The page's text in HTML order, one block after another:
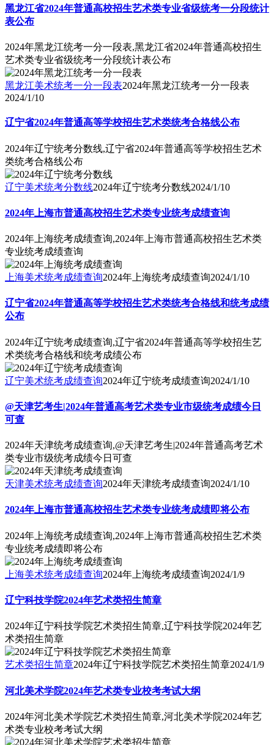
黑龙江省2024年普通高校招生艺术类专业省级统考一分段统计
表公布
2024年黑龙江统考一分一段表,黑龙江省2024年普通高校招生
艺术类专业省级统考一分段统计表公布
黑龙江美术统考一分一段表2024年黑龙江统考一分一段表
2024/1/10
辽宁省2024年普通高等学校招生艺术类统考合格线公布
2024年辽宁统考分数线,辽宁省2024年普通高等学校招生艺术
类统考合格线公布
辽宁美术统考分数线2024年辽宁统考分数线2024/1/10
2024年上海市普通高校招生艺术类专业统考成绩查询
2024年上海统考成绩查询,2024年上海市普通高校招生艺术类
专业统考成绩查询
上海美术统考成绩查询2024年上海统考成绩查询2024/1/10
辽宁省2024年普通高等学校招生艺术类统考合格线和统考成绩
公布
2024年辽宁统考成绩查询,辽宁省2024年普通高等学校招生艺
术类统考合格线和统考成绩公布
辽宁美术统考成绩查询2024年辽宁统考成绩查询2024/1/10
@天津艺考生|2024年普通高考艺术类专业市级统考成绩今日
可查
2024年天津统考成绩查询,@天津艺考生|2024年普通高考艺术
类专业市级统考成绩今日可查
天津美术统考成绩查询2024年天津统考成绩查询2024/1/10
2024年上海市普通高校招生艺术类专业统考成绩即将公布
2024年上海统考成绩查询,2024年上海市普通高校招生艺术类
专业统考成绩即将公布
上海美术统考成绩查询2024年上海统考成绩查询2024/1/9
辽宁科技学院2024年艺术类招生简章
2024年辽宁科技学院艺术类招生简章,辽宁科技学院2024年艺
术类招生简章
艺术类招生简章2024年辽宁科技学院艺术类招生简章2024/1/9
河北美术学院2024年艺术类专业校考考试大纲
2024年河北美术学院艺术类招生简章,河北美术学院2024年艺
术类专业校考考试大纲